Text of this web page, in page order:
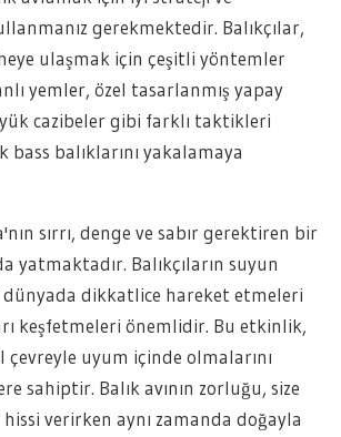
gerekmektedir. Balıkçılar,
ulaşmak için çeşitli yöntemler
yemler, özel tasarlanmış yapay
cazibeler gibi farklı taktikleri
balıklarını yakalamaya
sırrı, denge ve sabır gerektiren bir
yatmaktadır. Balıkçıların suyun
dikkatlice hareket etmeleri
keşfetmeleri önemlidir. Bu etkinlik,
çevreyle uyum içinde olmalarını
sahiptir. Balık avının zorluğu, size
verirken aynı zamanda doğayla